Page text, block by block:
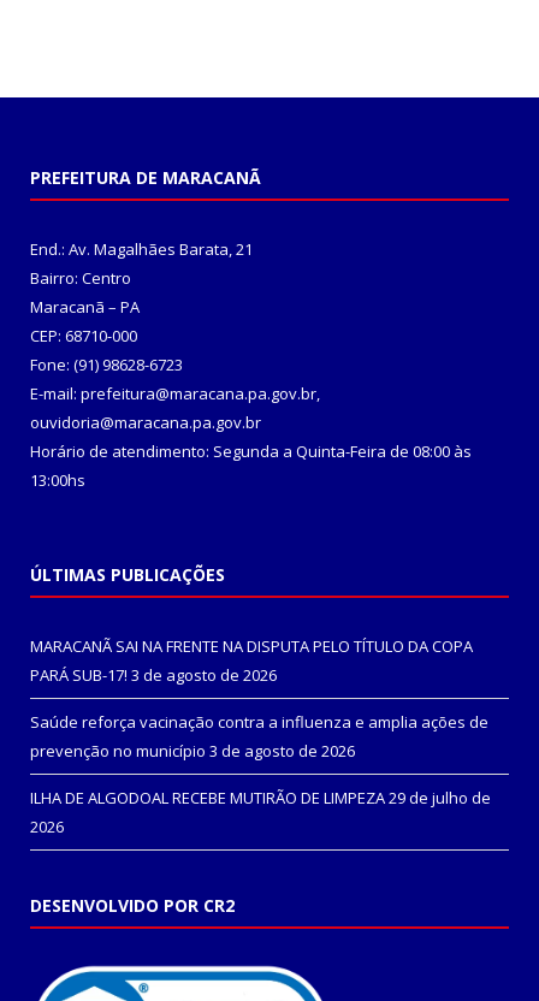
PREFEITURA DE MARACANÃ
End.: Av. Magalhães Barata, 21
Bairro: Centro
Maracanã – PA
CEP: 68710-000
Fone: (91) 98628-6723
E-mail: prefeitura@maracana.pa.gov.br,
ouvidoria@maracana.pa.gov.br
Horário de atendimento: Segunda a Quinta-Feira de 08:00 às
13:00hs
ÚLTIMAS PUBLICAÇÕES
MARACANÃ SAI NA FRENTE NA DISPUTA PELO TÍTULO DA COPA
PARÁ SUB-17! 3 de agosto de 2026
Saúde reforça vacinação contra a influenza e amplia ações de
prevenção no município 3 de agosto de 2026
ILHA DE ALGODOAL RECEBE MUTIRÃO DE LIMPEZA29 de julho de
2026
DESENVOLVIDO POR CR2